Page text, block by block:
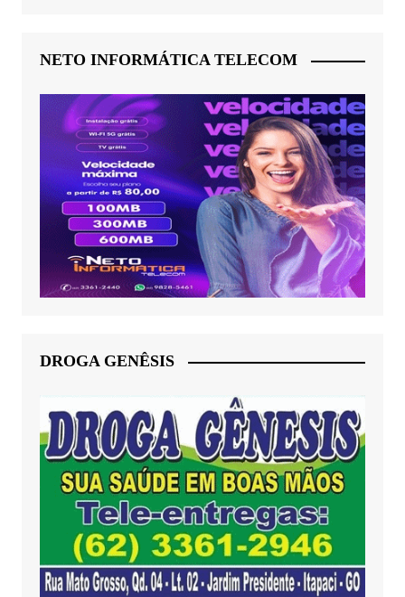
NETO INFORMÁTICA TELECOM
DROGA GENÊSIS